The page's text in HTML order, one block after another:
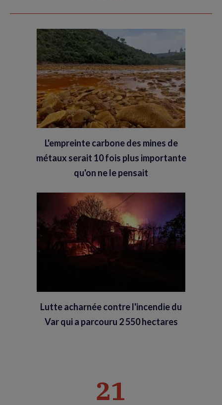
L'empreinte carbone des mines de
métaux serait 10 fois plus importante
qu'on ne le pensait
Lutte acharnée contre l'incendie du
Var qui a parcouru 2 550 hectares
21